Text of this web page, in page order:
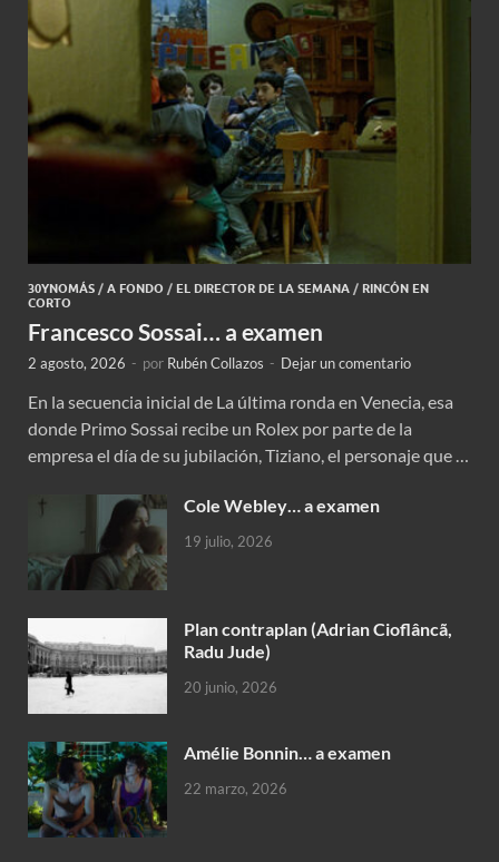
30YNOMÁS / A FONDO / EL DIRECTOR DE LA SEMANA / RINCÓN EN
CORTO
Francesco Sossai… a examen
2 agosto, 2026 - por Rubén Collazos - Dejar un comentario
En la secuencia inicial de La última ronda en Venecia, esa
donde Primo Sossai recibe un Rolex por parte de la
empresa el día de su jubilación, Tiziano, el personaje que …
Cole Webley… a examen
19 julio, 2026
Plan contraplan (Adrian Cioflâncã,
Radu Jude)
20 junio, 2026
Amélie Bonnin… a examen
22 marzo, 2026